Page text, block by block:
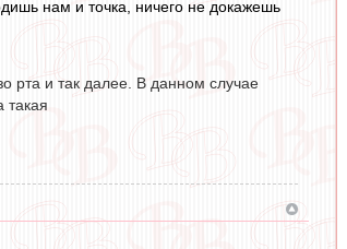
нам и точка, ничего не докажешь
рта и так далее. В данном случае
такая